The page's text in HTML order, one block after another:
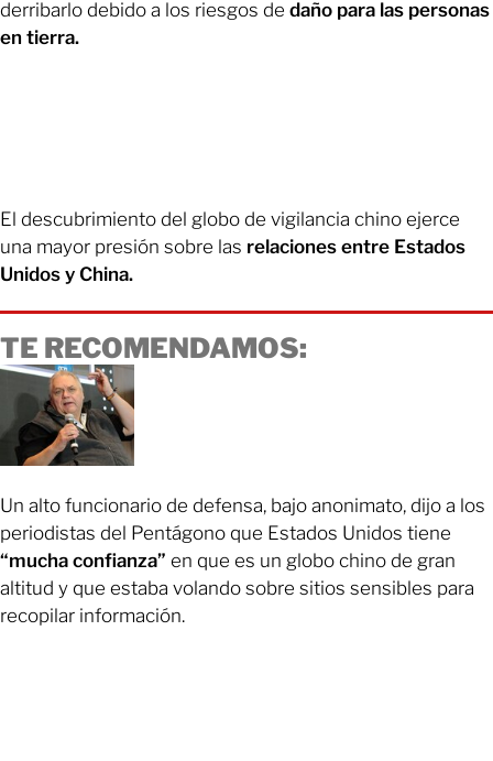
derribarlo debido a los riesgos de daño para las personas
en tierra.
El descubrimiento del globo de vigilancia chino ejerce
una mayor presión sobre las relaciones entre Estados
Unidos y China.
TE RECOMENDAMOS:
Un alto funcionario de defensa, bajo anonimato, dijo a los
periodistas del Pentágono que Estados Unidos tiene
“mucha confianza” en que es un globo chino de gran
altitud y que estaba volando sobre sitios sensibles para
recopilar información.